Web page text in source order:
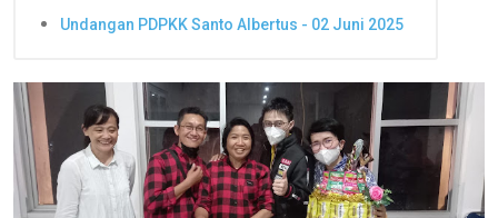
Undangan PDPKK Santo Albertus - 02 Juni 2025